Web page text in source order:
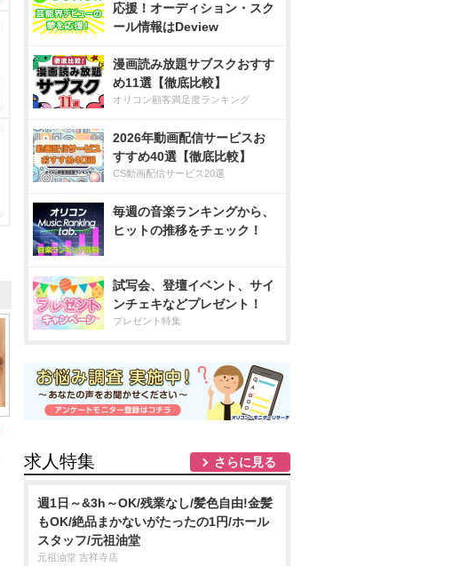
応援！オーディション・スク
ール情報はDeview
漫画読み放題サブスクおすす
め11選【徹底比較】
オリコン顧客満足度ランキング
2026年動画配信サービスお
すすめ40選【徹底比較】
CS動画配信サービス20選
毎週の音楽ランキングから、
ヒットの推移をチェック！
試写会、登壇イベント、サイ
ンチェキなどプレゼント！
プレゼント特集
求人特集 さらに見る
週1日～&3h～OK/残業なし/髪色自由!金髪
もOK/絶品まかないがたったの1円/ホール
スタッフ/元祖油堂
元祖油堂 吉祥寺店